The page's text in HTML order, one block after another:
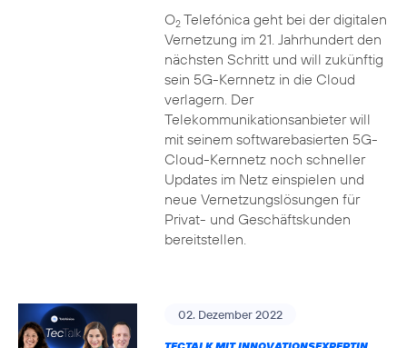
O2Telefónica geht bei der digitalen
Vernetzung im 21. Jahrhundert den
nächsten Schritt und will zukünftig
sein 5G-Kernnetz in die Cloud
verlagern. Der
Telekommunikationsanbieter will
mit seinem softwarebasierten 5G-
Cloud-Kernnetz noch schneller
Updates im Netz einspielen und
neue Vernetzungslösungen für
Privat- und Geschäftskunden
bereitstellen.
02. Dezember 2022